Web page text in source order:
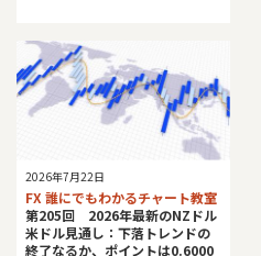
2026年7月22日
FX 誰にでもわかるチャート教室
第205回 2026年最新のNZドル
米ドル見通し：下落トレンドの
終了なるか、ポイントは0.6000